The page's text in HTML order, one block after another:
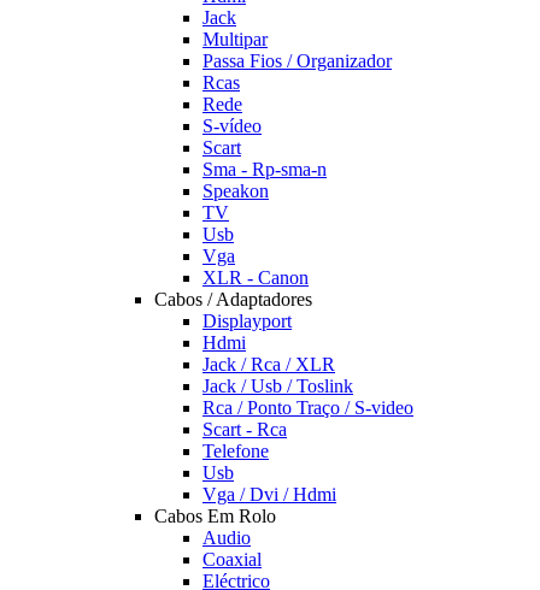
Jack
Multipar
Passa Fios / Organizador
Rcas
Rede
S-vídeo
Scart
Sma - Rp-sma-n
Speakon
TV
Usb
Vga
XLR - Canon
Cabos / Adaptadores
Displayport
Hdmi
Jack / Rca / XLR
Jack / Usb / Toslink
Rca / Ponto Traço / S-video
Scart - Rca
Telefone
Usb
Vga / Dvi / Hdmi
Cabos Em Rolo
Audio
Coaxial
Eléctrico